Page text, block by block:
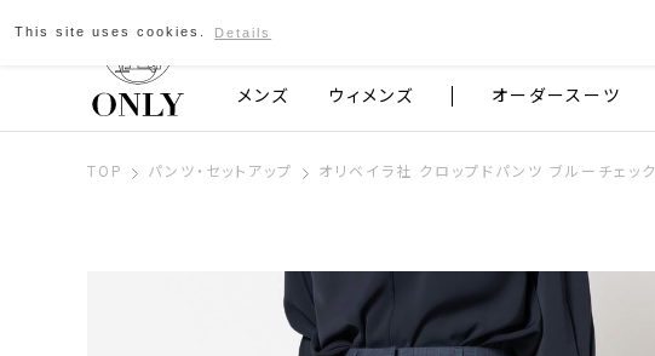
京都発のスーツブランド ONLY
メンズ ウィメンズ オーダースーツ
TOP パンツ・セットアップ オリベイラ社 クロップドパンツ ブルーチェック
This site uses cookies. Details